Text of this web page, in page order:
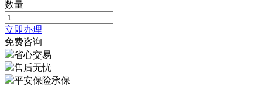
数量
立即办理
免费咨询
省心交易
售后无忧
平安保险承保